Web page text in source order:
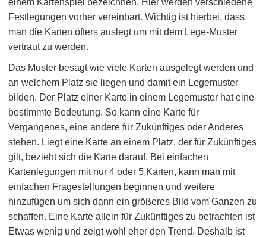
einem Kartenspiel bezeichnen. Hier werden verschiedene
Festlegungen vorher vereinbart. Wichtig ist hierbei, dass
man die Karten öfters auslegt um mit dem Lege-Muster
vertraut zu werden.
Das Muster besagt wie viele Karten ausgelegt werden und
an welchem Platz sie liegen und damit ein Legemuster
bilden. Der Platz einer Karte in einem Legemuster hat eine
bestimmte Bedeutung. So kann eine Karte für
Vergangenes, eine andere für Zukünftiges oder Anderes
stehen. Liegt eine Karte an einem Platz, der für Zukünftiges
gilt, bezieht sich die Karte darauf. Bei einfachen
Kartenlegungen mit nur 4 oder 5 Karten, kann man mit
einfachen Fragestellungen beginnen und weitere
hinzufügen um sich dann ein größeres Bild vom Ganzen zu
schaffen. Eine Karte allein für Zukünftiges zu betrachten ist
Etwas wenig und zeigt wohl eher den Trend. Deshalb ist